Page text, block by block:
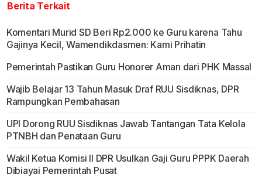
Berita Terkait
Komentari Murid SD Beri Rp2.000 ke Guru karena Tahu
Gajinya Kecil, Wamendikdasmen: Kami Prihatin
Pemerintah Pastikan Guru Honorer Aman dari PHK Massal
Wajib Belajar 13 Tahun Masuk Draf RUU Sisdiknas, DPR
Rampungkan Pembahasan
UPI Dorong RUU Sisdiknas Jawab Tantangan Tata Kelola
PTNBH dan Penataan Guru
Wakil Ketua Komisi II DPR Usulkan Gaji Guru PPPK Daerah
Dibiayai Pemerintah Pusat